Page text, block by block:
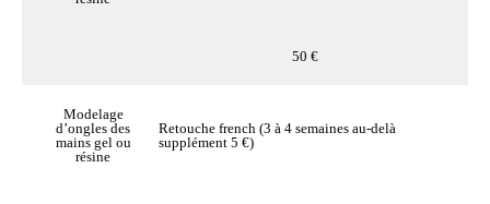
50 €
Modelage
d’ongles des
mains gel ou
résine
Retouche french (3 à 4 semaines au-delà
supplément 5 €)